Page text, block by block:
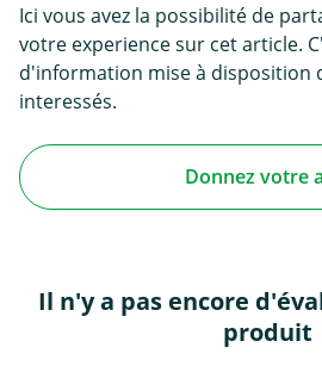
Ici vous avez la possibilité de
votre experience sur cet article.
d'information mise à disposition
interessés.
Donnez votre
Il n'y a pas encore
produit